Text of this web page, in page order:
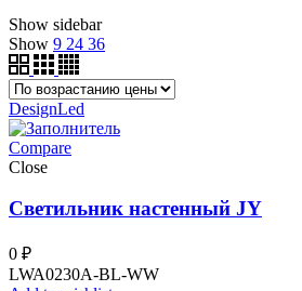
Show sidebar
Show 9 24 36
DesignLed
Compare
Close
Светильник настенный JY
0 ₽
LWA0230A-BL-WW